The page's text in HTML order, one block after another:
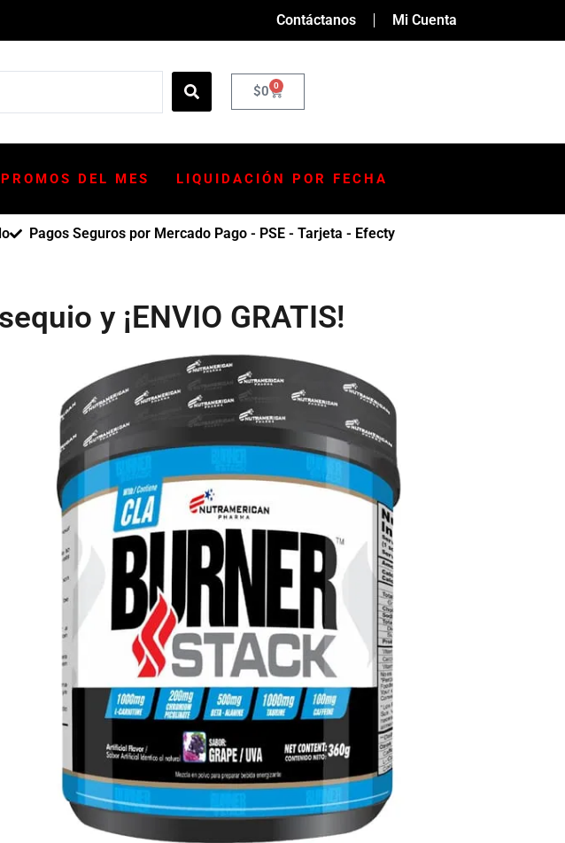
Contáctanos Mi Cuenta
$0 0
PROMOS DEL MES LIQUIDACIÓN POR FECHA
Pagos Seguros por Mercado Pago - PSE - Tarjeta - Efecty
y ¡ENVIO GRATIS!